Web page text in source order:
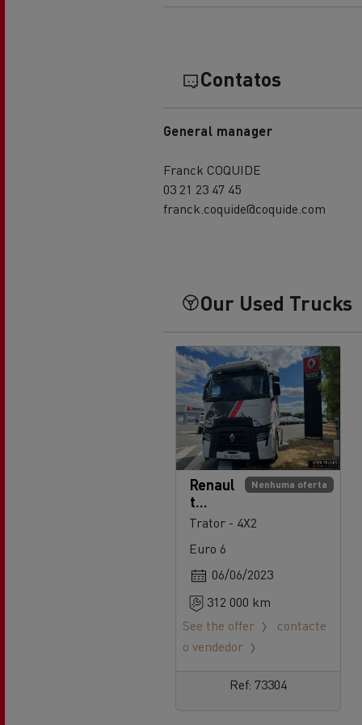
Transporte refrigerado
Transporte em cisterna
Contatos
General manager
Franck COQUIDE
03 21 23 47 45
franck.coquide@coquide.com
Our Used Trucks
Nenhuma oferta
Renaul
t
Trucks
Trator - 4X2
Euro 6
06/06/2023
312 000 km
See the offer
contacte
o vendedor
Ref: 73304